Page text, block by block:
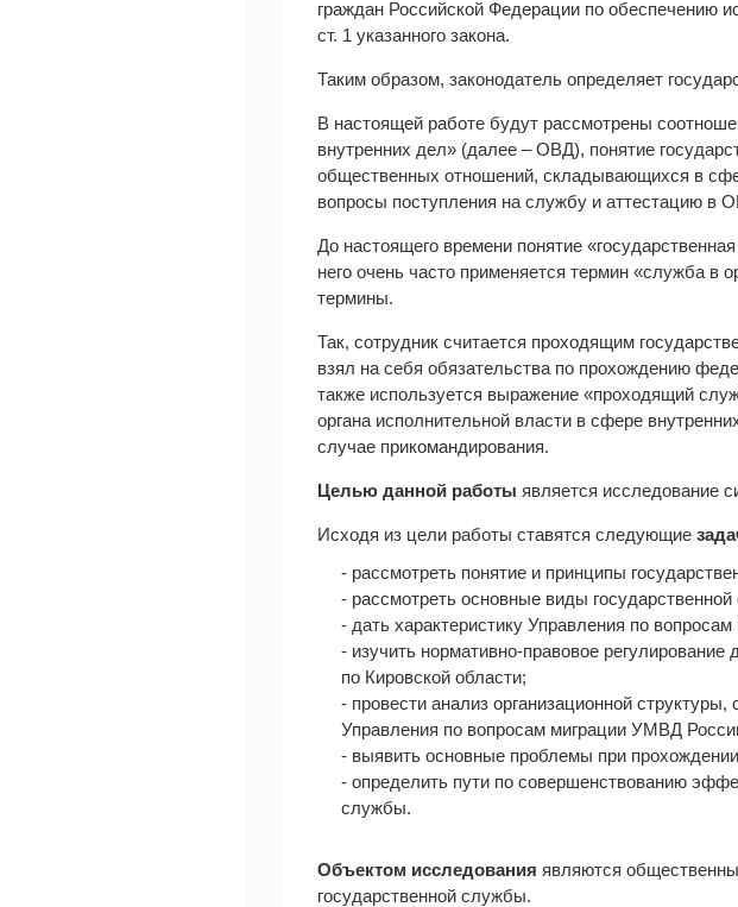
граждан Российской Федерации по обеспечению
ст. 1 указанного закона.
Таким образом, законодатель определяет
В настоящей работе будут рассмотрены
внутренних дел» (далее – ОВД), понятие
общественных отношений, складывающихся в
вопросы поступления на службу и аттестацию в
До настоящего времени понятие
него очень часто применяется термин «служба в
термины.
Так, сотрудник считается проходящим
взял на себя обязательства по прохождению
также используется выражение «проходящий
органа исполнительной власти в сфере
случае прикомандирования.
Целью данной работы является исследование
Исходя из цели работы ставятся следующие
- рассмотреть понятие и принципы
- рассмотреть основные виды
- дать характеристику Управления по
- изучить нормативно-правовое
по Кировской области;
- провести анализ организационной
Управления по вопросам миграции УМВД
- выявить основные проблемы при
- определить пути по совершенствованию
службы.
Объектом исследования являются
государственной службы.